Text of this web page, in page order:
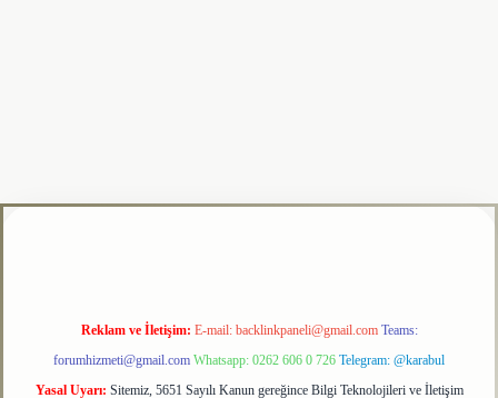
Reklam ve İletişim: E-mail: backlinkpaneli@gmail.com Teams:
forumhizmeti@gmail.com Whatsapp: 0262 606 0 726 Telegram: @karabul
Yasal Uyarı: Sitemiz, 5651 Sayılı Kanun gereğince Bilgi Teknolojileri ve İletişim